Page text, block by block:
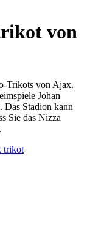
von
Trikots von Ajax.
Johan
Stadion kann
Sie das Nizza
trikot